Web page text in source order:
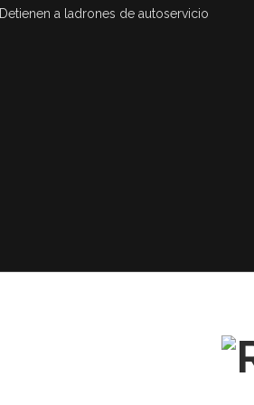
Detienen a ladrones de autoservicio